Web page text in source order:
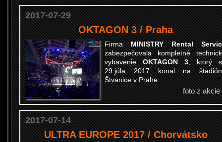
2017-07-29
OKTAGON 3 / Praha
FirmaMINISTRY Rental
zabezpečovala kompletné
vybavenieOKTAGON 3, ktorý
29.júla 2017 konal na
Štvanice v Prahe.
foto z akcie
2017-07-14
ULTRA EUROPE 2017 / Chorvátsko